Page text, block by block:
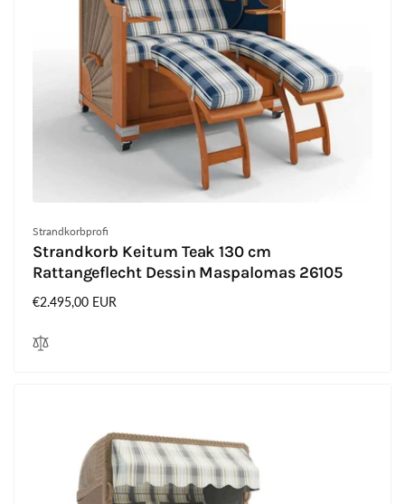
Anbieter:
Strandkorbprofi
Strandkorb Keitum Teak 130 cm
Rattangeflecht Dessin Maspalomas 26105
Normaler
€2.495,00 EUR